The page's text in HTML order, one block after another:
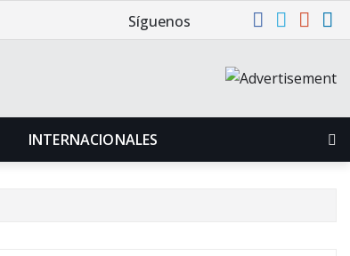
Síguenos
INTERNACIONALES